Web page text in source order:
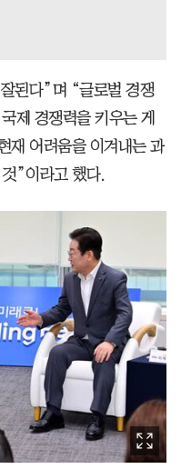
된다”며 “글로벌 경쟁
제 경쟁력을 키우는 게
재 어려움을 이겨내는 과
”이라고 했다.